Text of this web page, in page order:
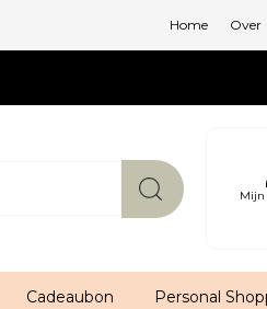
Home Over
Mijn
Cadeaubon Personal